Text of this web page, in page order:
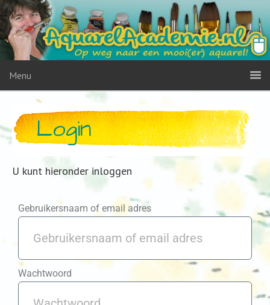
Menu
Login
U kunt hieronder inloggen
Gebruikersnaam of email adres
Wachtwoord